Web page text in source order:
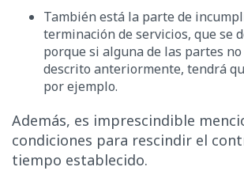
También está la parte de
terminación de servicios, que se
porque si alguna de las partes
descrito anteriormente, tendrá
por ejemplo.
Además, es imprescindible
condiciones para rescindir el
tiempo establecido.